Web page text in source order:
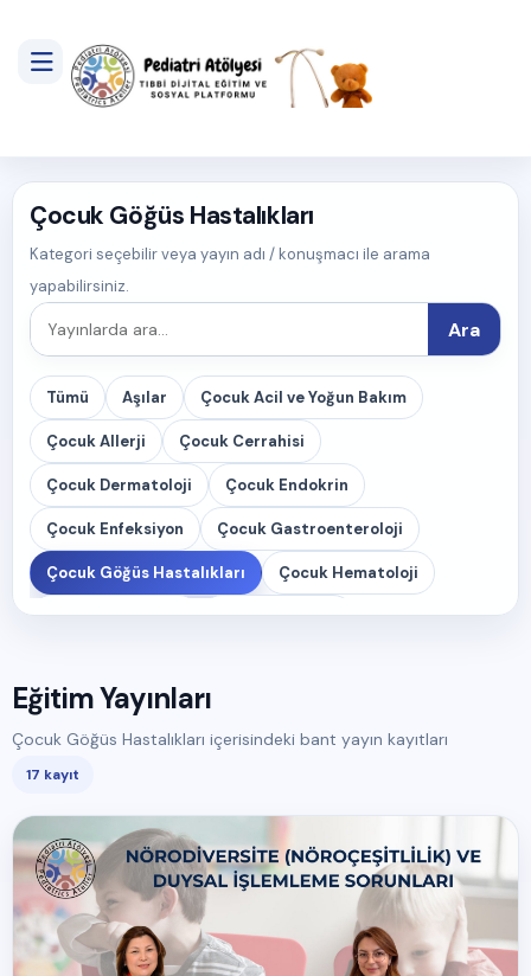
Çocuk Göğüs Hastalıkları
Kategori seçebilir veya yayın adı / konuşmacı ile arama
yapabilirsiniz.
Ara
Tümü Aşılar Çocuk Acil ve Yoğun Bakım
Çocuk Allerji Çocuk Cerrahisi
Çocuk Dermatoloji Çocuk Endokrin
Çocuk Enfeksiyon Çocuk Gastroenteroloji
Çocuk Göğüs Hastalıkları Çocuk Hematoloji
Çocuk Kardiyoloji Çocuk Nefroloji
Çocuk Romatoloji
Pusula Toplantıları Sağlam Çocuk Yenidoğan
Eğitim Yayınları
Çocuk Göğüs Hastalıkları içerisindeki bant yayın kayıtları
17 kayıt